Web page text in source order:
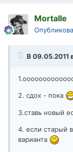
Mortalle
В 09.05.2011
2. сдох - пока
3.ставь новый
4. если старый
варианта